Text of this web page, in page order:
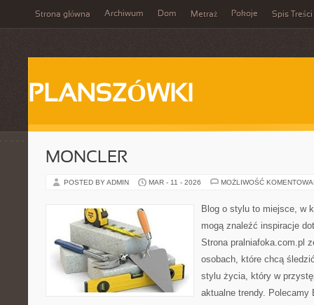
Strona główna Archiwum Dom Metraż Pokoje Spis Treści
PLANSZÓWKI
MONCLER
POSTED BY ADMIN MAR - 11 - 2026 MOŻLIWOŚĆ
Blog o stylu to miejsce, w
mogą znaleźć inspiracje
Strona pralniafoka.com.pl
osobach, które chcą
stylu życia, który w
aktualne trendy. Polecamy